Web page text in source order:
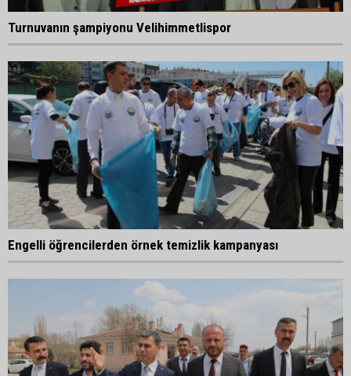
Turnuvanın şampiyonu Velihimmetlispor
Engelli öğrencilerden örnek temizlik kampanyası